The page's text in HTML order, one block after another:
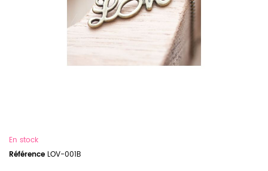
En stock
Référence LOV-001B